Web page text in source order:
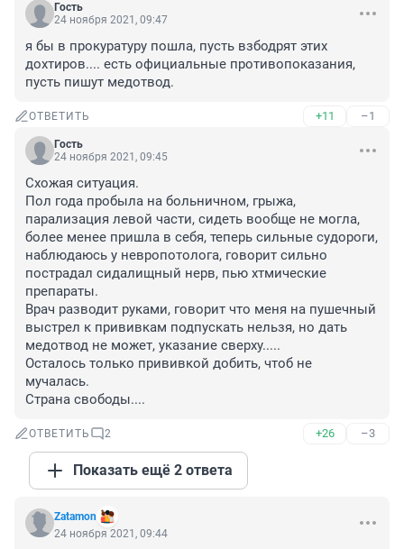
Гость
24 ноября 2021, 09:47
я бы в прокуратуру пошла, пусть взбодрят этих
дохтиров.... есть официальные противопоказания,
пусть пишут медотвод.
ОТВЕТИТЬ +11 –1
Гость
24 ноября 2021, 09:45
Схожая ситуация.
Пол года пробыла на больничном, грыжа,
парализация левой части, сидеть вообще не могла,
более менее пришла в себя, теперь сильные судороги,
наблюдаюсь у невропотолога, говорит сильно
пострадал сидалищный нерв, пью хтмические
препараты.
Врач разводит руками, говорит что меня на пушечный
выстрел к прививкам подпускать нельзя, но дать
медотвод не может, указание сверху.....
Осталось только прививкой добить, чтоб не
мучалась.
Страна свободы....
ОТВЕТИТЬ 2 +26 –3
Показать ещё 2 ответа
Zatamon
24 ноября 2021, 09:44